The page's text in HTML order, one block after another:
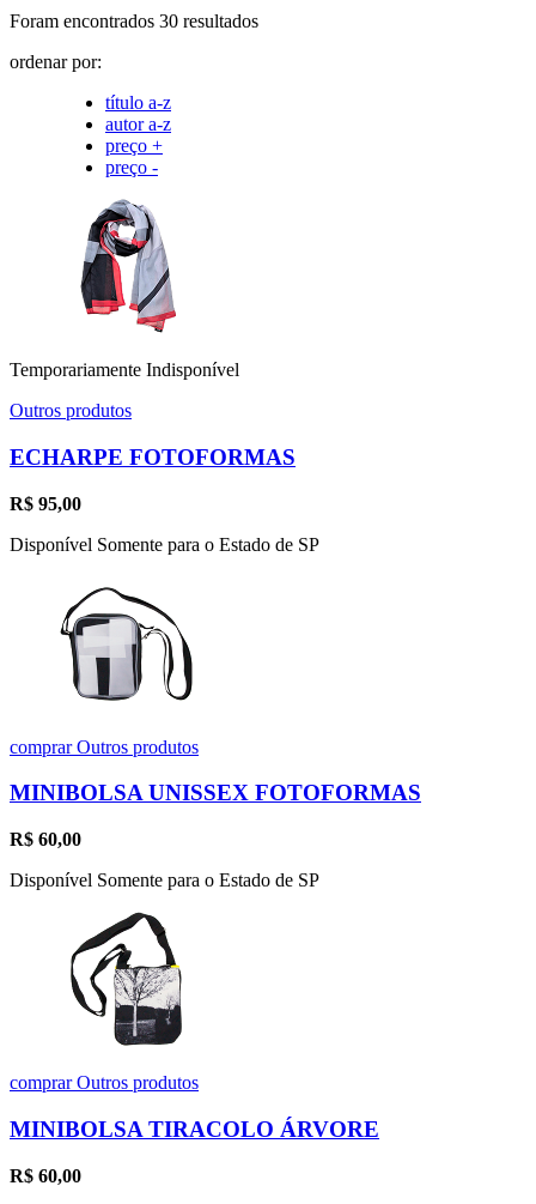
Foram encontrados 30 resultados
ordenar por:
título a-z
autor a-z
preço +
preço -
Temporariamente Indisponível
Outros produtos
ECHARPE FOTOFORMAS
R$ 95,00
Disponível Somente para o Estado de SP
comprarOutros produtos
MINIBOLSA UNISSEX FOTOFORMAS
R$ 60,00
Disponível Somente para o Estado de SP
comprarOutros produtos
MINIBOLSA TIRACOLO ÁRVORE
R$ 60,00